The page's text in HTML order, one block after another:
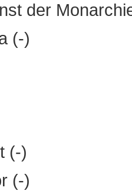
der
(-)
(-)
(-)